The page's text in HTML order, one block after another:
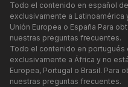
Todo el contenido en español
exclusivamente a
Unión Europea o España Para
nuestras preguntas frecuentes.
Todo el contenido en
exclusivamente a África y no
Europea, Portugal o Brasil. Para
nuestras preguntas frecuentes.